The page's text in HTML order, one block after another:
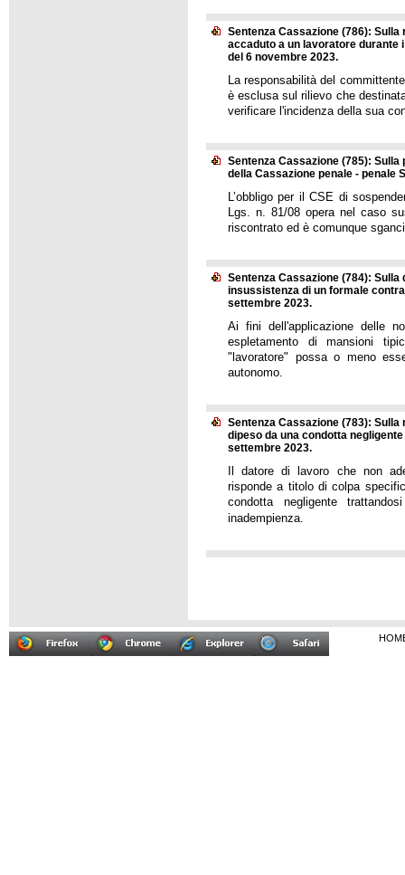
Sentenza Cassazione (786):
accaduto a un lavoratore durante
del 6 novembre 2023.
La responsabilità del
è esclusa sul rilievo che
verificare l'incidenza della sua
Sentenza Cassazione (785):
della Cassazione penale - penale
L’obbligo per il CSE di
Lgs. n. 81/08 opera nel caso
riscontrato ed è comunque
Sentenza Cassazione (784):
insussistenza di un formale
settembre 2023.
Ai fini dell'applicazione delle
espletamento di mansioni
"lavoratore" possa o meno
autonomo.
Sentenza Cassazione (783):
dipeso da una condotta
settembre 2023.
Il datore di lavoro che non
risponde a titolo di colpa
condotta negligente
inadempienza.